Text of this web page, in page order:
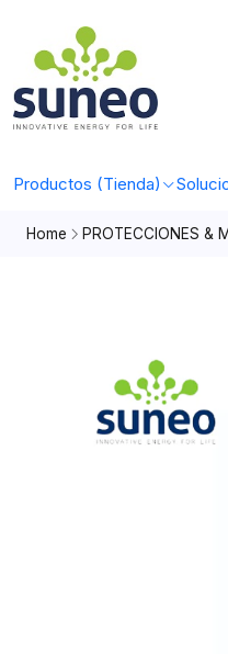
Productos (Tienda)
Home PROTECCIONES &